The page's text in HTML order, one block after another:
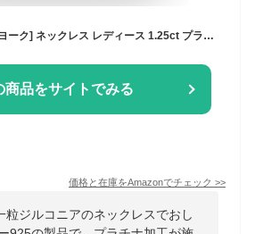
[ギフト フロム ニューヨーク] ネックレス レディース 1.25ct プラチナ 加工 一粒ネックレス シルバー925 金属アレルギー対応 女性 プレゼント
商品をサイトでみる
価格と在庫をAmazonでチェック >>
粒ジルコニアのネックレスでおし